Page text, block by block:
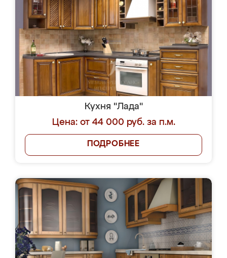
Кухня "Лада"
Цена: от 44 000 руб. за п.м.
ПОДРОБНЕЕ